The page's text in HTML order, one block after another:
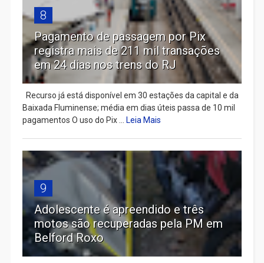
8
Pagamento de passagem por Pix
registra mais de 211 mil transações
em 24 dias nos trens do RJ
Recurso já está disponível em 30 estações da capital e da
Baixada Fluminense; média em dias úteis passa de 10 mil
pagamentos O uso do Pix ... Leia Mais
9
Adolescente é apreendido e três
motos são recuperadas pela PM em
Belford Roxo